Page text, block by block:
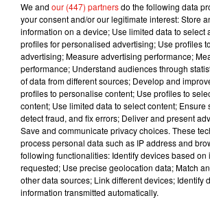
7 août 2026
Madonna sort enfin le
Sensation » avec Kylie
7 août 2026
Tayc et Didi B
dansant de l’année
We and our (447) partnersdo the following data
your consent and/or our legitimate interest: Store
information on a device; Use limited data to select
profiles for personalised advertising; Use profiles
advertising; Measure advertising performance;
performance; Understand audiences through
of data from different sources; Develop and
profiles to personalise content; Use profiles to
content; Use limited data to select content; Ensure
detect fraud, and fix errors; Deliver and present
Save and communicate privacy choices. These
process personal data such as IP address and
following functionalities: Identify devices based on
requested; Use precise geolocation data; Match
other data sources; Link different devices; Identify
information transmitted automatically.